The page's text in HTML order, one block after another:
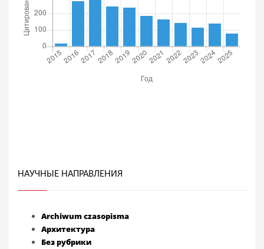
НАУЧНЫЕ НАПРАВЛЕНИЯ
Archiwum czasopisma
Архитектура
Без рубрики